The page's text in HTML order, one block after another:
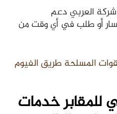
شركة العربي دعم
أو طلب في أي وقت من
المسلحة طريق الفيوم
للمقابر خدمات